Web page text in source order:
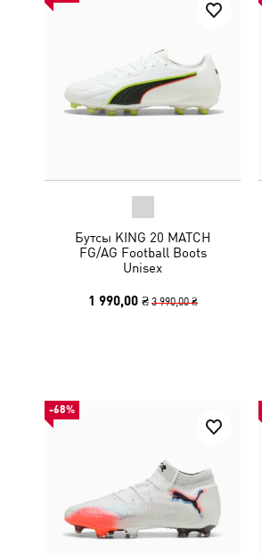
Бутсы KING 20 MATCH
FG/AG Football Boots
Unisex
1 990,00 ₴ 3 990,00 ₴
-68%